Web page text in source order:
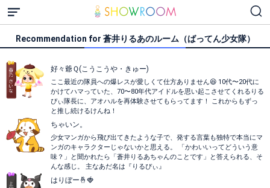
Recommendation for 蒼井りるあのルーム（ばってん少女隊）
好々爺Ｑ(こうこうや・きゅー)
ここ最近の隊員への爆レスが愛しくて仕方ありません😆 10代〜20代に
かけてハマっていた、70〜80年代アイドルを思い起こさせてくれるりる
ぴぃ隊長に、アオハルを再体験させてもらってます！ これからもずっ
と推し続けるけんね！
ちゃいン。
少女マンガから飛び出てきたような子で、発する言葉も独特で本当にマ
ンガのキャラクターじゃないかと思える。 「かわいいってどういう意
味？」と聞かれたら「蒼井りるあちゃんのことです」と答えられる、そ
んな感じ。 主なあだ名は『りるぴぃ』
はりぼー🤞🍓